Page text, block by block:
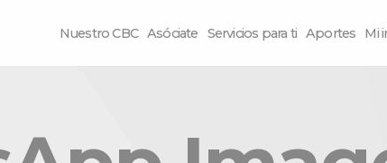
Nuestro CBC Asóciate Servicios para ti Aportes Mi